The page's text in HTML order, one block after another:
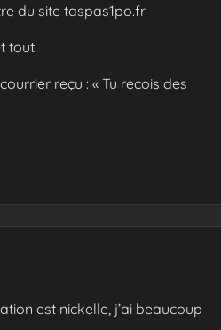
du site taspas1po.fr
tout.
reçu : « Tu reçois des
est nickelle, j’ai beaucoup